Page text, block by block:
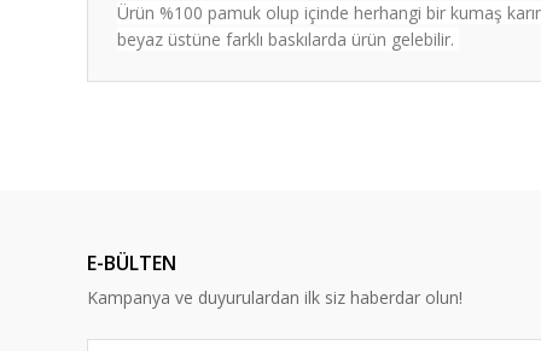
Ürün %100 pamuk olup içinde herhangi bir kumaş
beyaz üstüne farklı baskılarda ürün gelebilir.
Ürün bilgilerinde hatalar bulunuyor.
Ürün fiyatı diğer sitelerden daha pahalı.
Bu ürüne benzer farklı alternatifler olmalı.
E-BÜLTEN
Kampanya ve duyurulardan ilk siz haberdar olun!